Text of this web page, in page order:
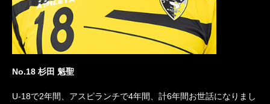
No.18 杉田 魁聖
U-18で2年間、アスピランチで4年間、計6年間お世話になりまし